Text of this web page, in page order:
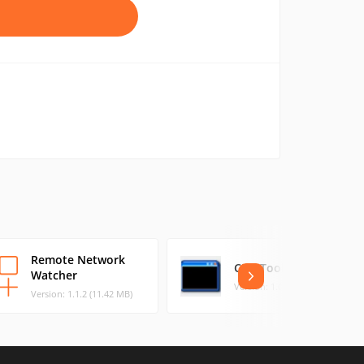
Remote Network
Watcher
Version: 1.1.2 (11.42 MB)
CMDTools
Version: 1.01 (0.53 MB)